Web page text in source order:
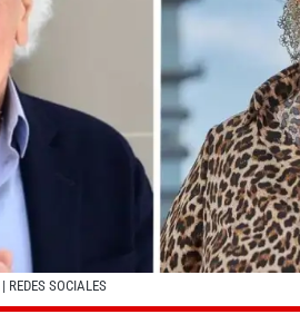
| REDES SOCIALES